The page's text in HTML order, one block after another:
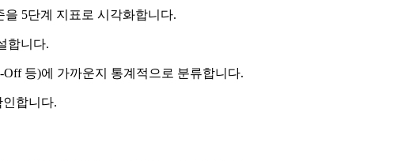
을 5단계 지표로 시각화합니다.
합니다.
등)에 가까운지 통계적으로 분류합니다.
합니다.